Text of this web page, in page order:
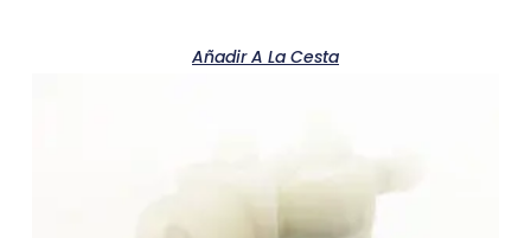
Añadir A La Cesta